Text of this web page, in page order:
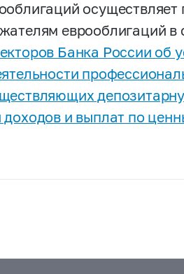
еврооблигаций в
Банка России об
доходов и выплат по